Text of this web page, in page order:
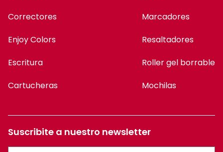
Correctores
Enjoy Colors
Escritura
Cartucheras
Marcadores
Resaltadores
Roller gel borrable
Mochilas
Suscribite a nuestro newsletter